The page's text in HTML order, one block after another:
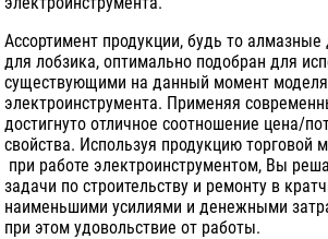
Ассортимент продукции, будь то алмазные
для лобзика, оптимально подобран для
существующими на данный момент
электроинструмента. Применяя
достигнуто отличное соотношение цена/
свойства. Используя продукцию
при работе электроинструментом, Вы
задачи по строительству и ремонту в
наименьшими усилиями и денежными
при этом удовольствие от работы.